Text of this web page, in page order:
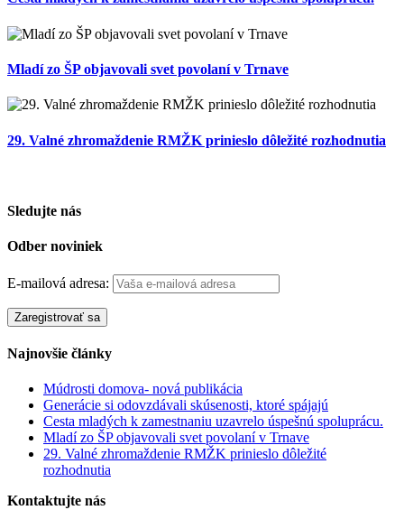
Mladí zo ŠP objavovali svet povolaní v Trnave
29. Valné zhromaždenie RMŽK prinieslo dôležité rozhodnutia
Sledujte nás
Odber noviniek
E-mailová adresa:
Najnovšie články
Múdrosti domova- nová publikácia
Generácie si odovzdávali skúsenosti, ktoré spájajú
Cesta mladých k zamestnaniu uzavrelo úspešnú spoluprácu.
Mladí zo ŠP objavovali svet povolaní v Trnave
29. Valné zhromaždenie RMŽK prinieslo dôležité
rozhodnutia
Kontaktujte nás